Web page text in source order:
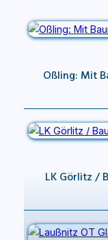
Oßling: Mit
LK Görlitz /